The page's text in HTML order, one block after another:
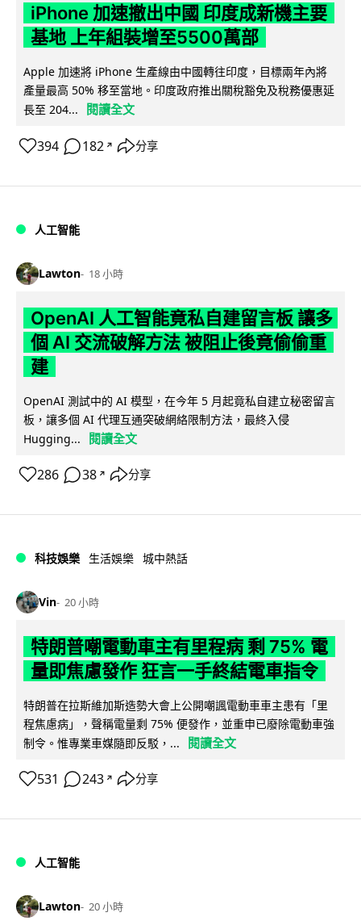
iPhone 加速撤出中國 印度成新機主要
基地 上年組裝增至5500萬部
Apple 加速將 iPhone 生產線由中國轉往印度，目標兩年內將
產量最高 50% 移至當地。印度政府推出關稅豁免及稅務優惠延
長至 204...
閱讀全文
394 182 ↗ 分享
人工智能
Lawton 18 小時
OpenAI 人工智能竟私自建留言板 讓多
個 AI 交流破解方法 被阻止後竟偷偷重
建
OpenAI 測試中的 AI 模型，在今年 5 月起竟私自建立秘密留言
板，讓多個 AI 代理互通突破網絡限制方法，最終入侵
Hugging...
閱讀全文
286 38 ↗ 分享
科技娛樂 生活娛樂 城中熱話
Vin 20 小時
特朗普嘲電動車主有里程病 剩 75% 電
量即焦慮發作 狂言一手終結電車指令
特朗普在拉斯維加斯造勢大會上公開嘲諷電動車車主患有「里
程焦慮病」，聲稱電量剩 75% 便發作，並重申已廢除電動車強
制令。惟專業車媒隨即反駁，...
閱讀全文
531 243 ↗ 分享
人工智能
Lawton 20 小時